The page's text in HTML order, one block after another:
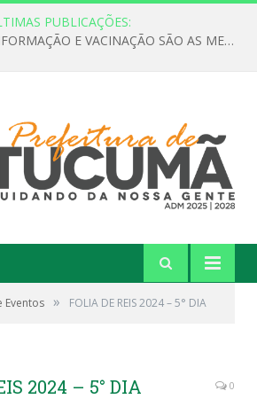
PUBLICAÇÕES:
FEBRE AMARELA: INFORMAÇÃO E VACINAÇÃO SÃO AS MELHORES FORMAS DE PREVENÇÃO
Eventos » FOLIA DE REIS 2024 – 5° DIA
2024 – 5° DIA 0